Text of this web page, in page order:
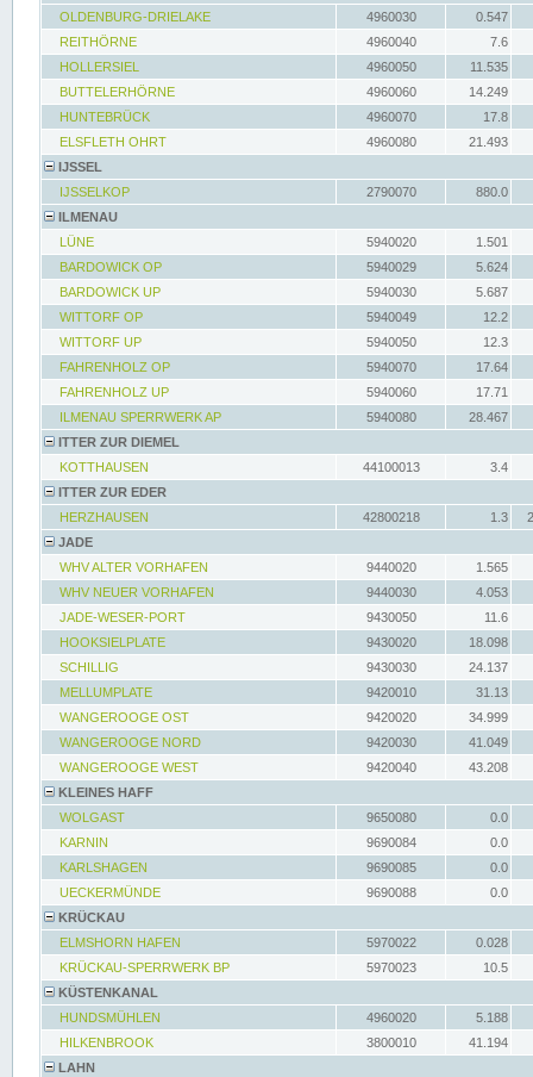
OLDENBURG-DRIELAKE
4960030
0.547
REITHÖRNE
4960040
7.6
HOLLERSIEL
4960050
11.535
BUTTELERHÖRNE
4960060
14.249
HUNTEBRÜCK
4960070
17.8
ELSFLETH OHRT
4960080
21.493
IJSSEL
IJSSELKOP
2790070
880.0
ILMENAU
LÜNE
5940020
1.501
BARDOWICK OP
5940029
5.624
BARDOWICK UP
5940030
5.687
WITTORF OP
5940049
12.2
WITTORF UP
5940050
12.3
FAHRENHOLZ OP
5940070
17.64
FAHRENHOLZ UP
5940060
17.71
ILMENAU SPERRWERK AP
5940080
28.467
ITTER ZUR DIEMEL
KOTTHAUSEN
44100013
3.4
ITTER ZUR EDER
HERZHAUSEN
42800218 1.3
JADE
WHV ALTER VORHAFEN
9440020
1.565
WHV NEUER VORHAFEN
9440030
4.053
JADE-WESER-PORT
9430050
11.6
HOOKSIELPLATE
9430020
18.098
SCHILLIG
9430030
24.137
MELLUMPLATE
9420010
31.13
WANGEROOGE OST
9420020
34.999
WANGEROOGE NORD
9420030
41.049
WANGEROOGE WEST
9420040
43.208
KLEINES HAFF
WOLGAST
9650080
0.0
KARNIN
9690084
0.0
KARLSHAGEN
9690085
0.0
UECKERMÜNDE
9690088
0.0
KRÜCKAU
ELMSHORN HAFEN
5970022
0.028
KRÜCKAU-SPERRWERK BP
5970023
10.5
KÜSTENKANAL
HUNDSMÜHLEN
4960020
5.188
HILKENBROOK
3800010
41.194
LAHN